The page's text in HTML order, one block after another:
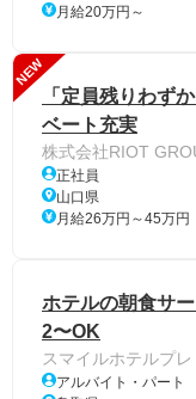
月給20万円～
NEW
「定員残りわず
ベート充実
株式会社RIOT
正社員
山口県
月給26万円～45万円
ホテルの朝食サ
2〜OK
スマイルホテルプ
アルバイト・パート